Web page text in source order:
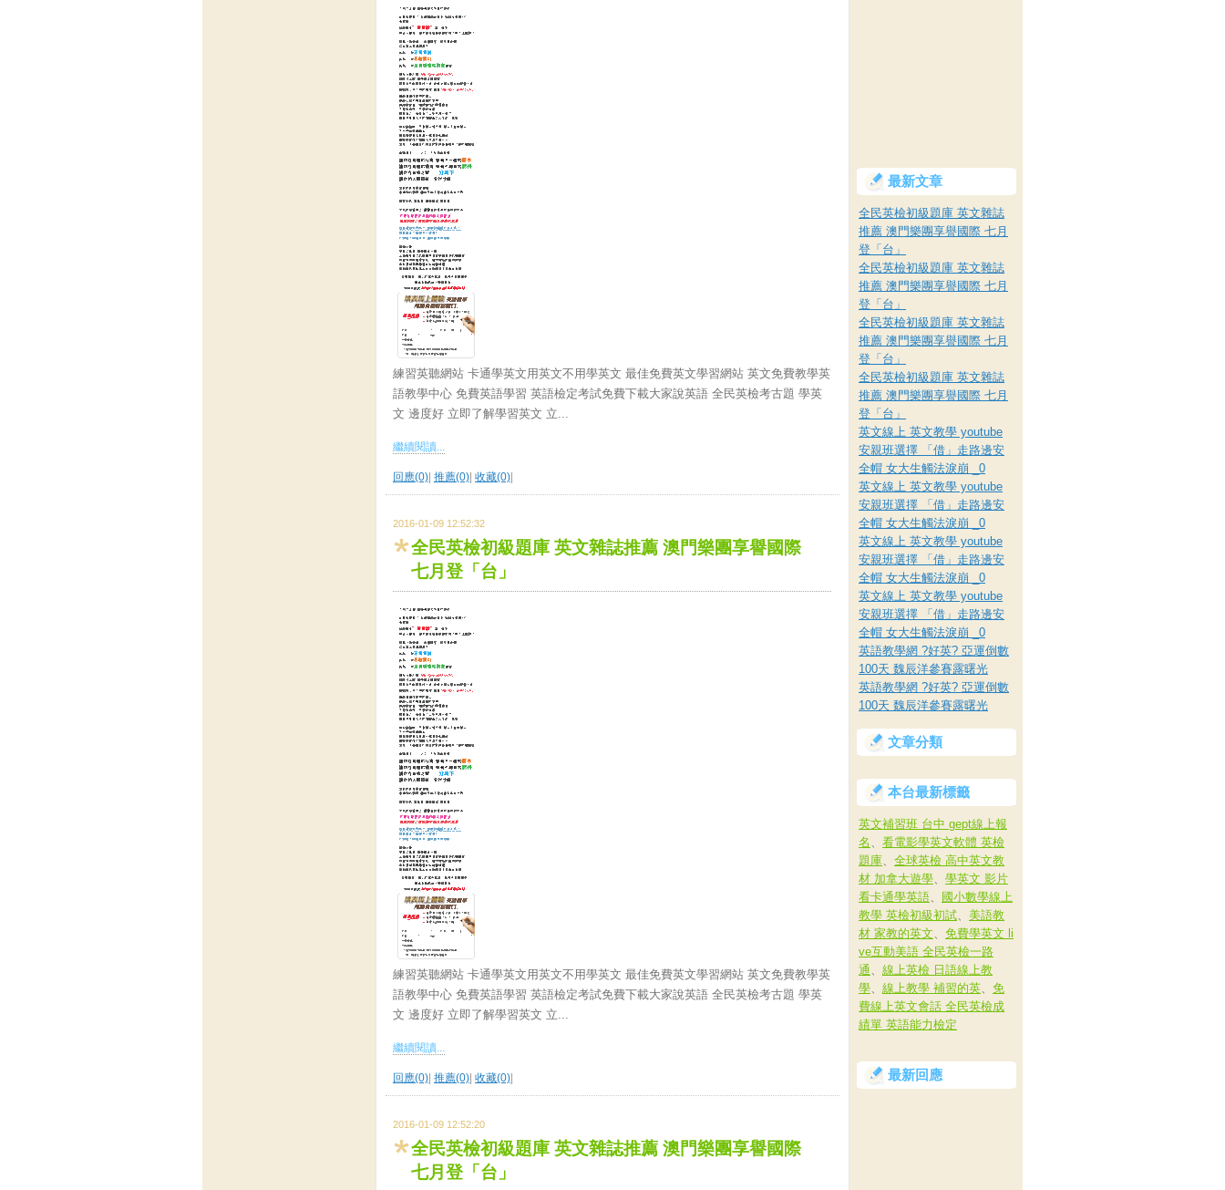
練習英聽網站 卡通學英文用英文不用學英文 最佳免費英文學習網站 英文免費教學英
語教學中心 免費英語學習 英語檢定考試免費下載大家說英語 全民英檢考古題 學英
文 邊度好 立即了解學習英文 立...
繼續閱讀...
回應(0) 推薦(0) 收藏(0)
2016-01-09 12:52:32
全民英檢初級題庫 英文雜誌推薦 澳門樂團享譽國際
七月登「台」
練習英聽網站 卡通學英文用英文不用學英文 最佳免費英文學習網站 英文免費教學英
語教學中心 免費英語學習 英語檢定考試免費下載大家說英語 全民英檢考古題 學英
文 邊度好 立即了解學習英文 立...
繼續閱讀...
回應(0) 推薦(0) 收藏(0)
2016-01-09 12:52:20
全民英檢初級題庫 英文雜誌推薦 澳門樂團享譽國際
七月登「台」
最新文章
全民英檢初級題庫 英文雜誌
推薦 澳門樂團享譽國際 七月
登「台」
全民英檢初級題庫 英文雜誌
推薦 澳門樂團享譽國際 七月
登「台」
全民英檢初級題庫 英文雜誌
推薦 澳門樂團享譽國際 七月
登「台」
全民英檢初級題庫 英文雜誌
推薦 澳門樂團享譽國際 七月
登「台」
英文線上 英文教學 youtube
安親班選擇 「借」走路邊安
全帽 女大生觸法淚崩 _0
英文線上 英文教學 youtube
安親班選擇 「借」走路邊安
全帽 女大生觸法淚崩 _0
英文線上 英文教學 youtube
安親班選擇 「借」走路邊安
全帽 女大生觸法淚崩 _0
英文線上 英文教學 youtube
安親班選擇 「借」走路邊安
全帽 女大生觸法淚崩 _0
英語教學網 ?好英? 亞運倒數
100天 魏辰洋參賽露曙光
英語教學網 ?好英? 亞運倒數
100天 魏辰洋參賽露曙光
文章分類
本台最新標籤
英文補習班 台中 gept線上報
名 、 看電影學英文軟體 英檢
題庫、 全球英檢 高中英文教
材 加拿大遊學、 學英文 影片
看卡通學英語、
國小數學線上
教學 英檢初級初試、 美語教
材 家教的英文、 免費學英文 li
ve互動美語 全民英檢一路
通、 線上英檢 日語線上教
學、 線上教學 補習的英、 免
費線上英文會話 全民英檢成
績單 英語能力檢定
最新回應